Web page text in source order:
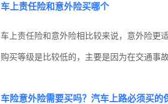
车上责任险和意外险买哪个
车上责任险和意外险相比较来说，意外险更
购买等级是比较低的，主要是因为在交通事
车险意外险需要买吗？汽车上路必须买的